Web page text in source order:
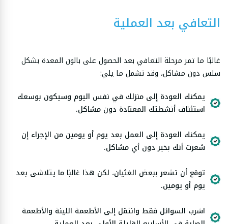
التعافي بعد العملية
غالبًا ما تمر مرحلة التعافي بعد الحصول على بالون المعدة بشكل
سلس دون مشاكل، وقد تشمل ما يلي:
يمكنك العودة إلى منزلك في نفس اليوم وسيكون بوسعك
استئناف أنشطتك المعتادة دون مشاكل.
يمكنك العودة إلى العمل بعد يوم أو يومين من الإجراء إن
شعرت أنك بخير دون أي مشاكل.
توقع أن تشعر ببعض الغثيان، لكن هذا غالبًا ما يتلاشى بعد
يوم أو يومين.
اشرب السوائل فقط وانتقل إلى الأطعمة اللينة والأطعمة